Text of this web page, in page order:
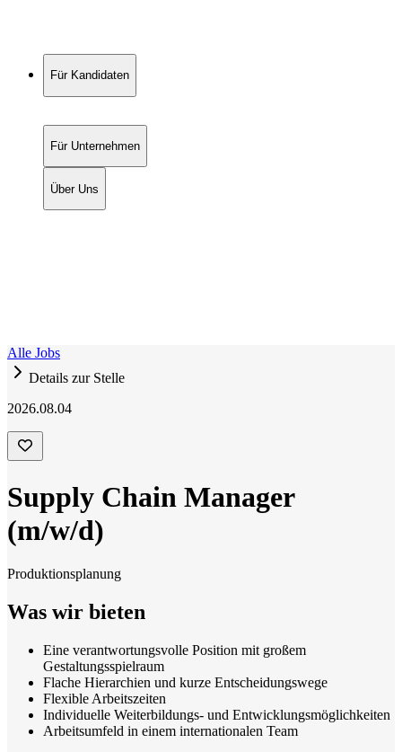
Für Kandidaten
Für Unternehmen
Über Uns
Alle Jobs
Details zur Stelle
2026.08.04
Supply Chain Manager
(m/w/d)
Produktionsplanung
Was wir bieten
Eine verantwortungsvolle Position mit großem
Gestaltungsspielraum
Flache Hierarchien und kurze Entscheidungswege
Flexible Arbeitszeiten
Individuelle Weiterbildungs- und Entwicklungsmöglichkeiten
Arbeitsumfeld in einem internationalen Team